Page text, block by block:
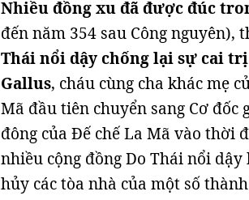
Nhiều đồng xu đã được đúc
đến năm 354 sau Công
Thái nổi dậy chống lại sự cai
Gallus, cháu cùng cha khác mẹ
Mã đầu tiên chuyển sang Cơ
đông của Đế chế La Mã vào thời
nhiều cộng đồng Do Thái nổi
hủy các tòa nhà của một số